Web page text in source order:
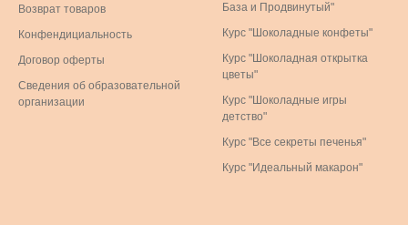
Возврат товаров
Конфендициальность
Договор оферты
Сведения об образовательной
организации
База и Продвинутый"
Курс "Шоколадные конфеты"
Курс "Шоколадная открытка
цветы"
Курс "Шоколадные игры
детство"
Курс "Все секреты печенья"
Курс "Идеальный макарон"